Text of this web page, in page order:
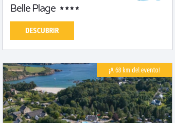
Belle Plage
DESCUBRIR
¡A 68 km del evento!